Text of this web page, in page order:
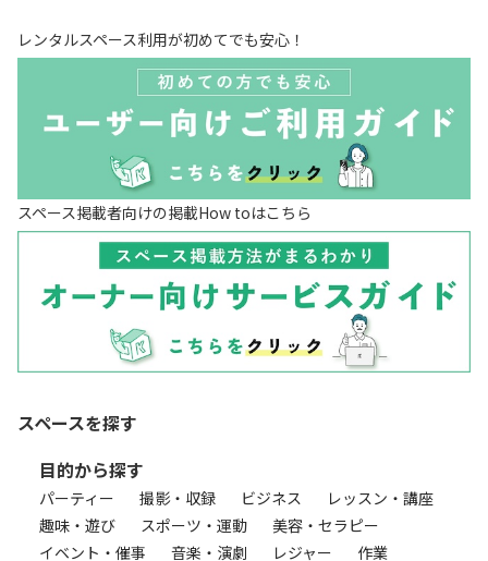
レンタルスペース利用が初めてでも安心！
スペース掲載者向けの掲載How toはこちら
スペースを探す
目的から探す
パーティー 撮影・収録 ビジネス
レッスン・講座
趣味・遊び
スポーツ・運動
美容・セラピー
イベント・催事
音楽・演劇 レジャー 作業